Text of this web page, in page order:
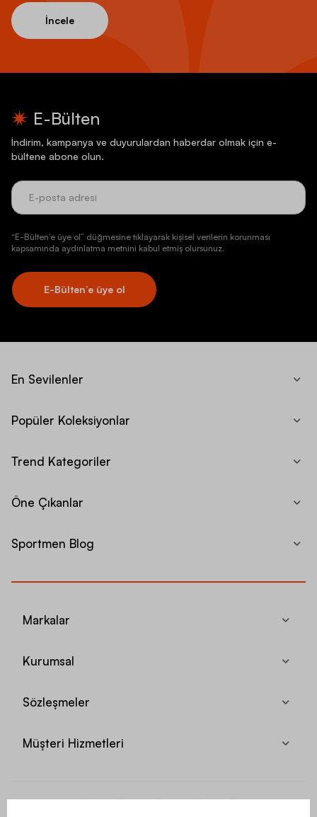
İncele
E-Bülten
İndirim, kampanya ve duyurulardan haberdar olmak için e-
bültene abone olun.
“E-Bülten’e üye ol” düğmesine tıklayarak kişisel verilerin korunması
kapsamında aydınlatma metnini kabul etmiş olursunuz.
E-Bülten’e üye ol
En Sevilenler
Popüler Koleksiyonlar
Trend Kategoriler
Öne Çıkanlar
Sportmen Blog
Markalar
Kurumsal
Sözleşmeler
Müşteri Hizmetleri